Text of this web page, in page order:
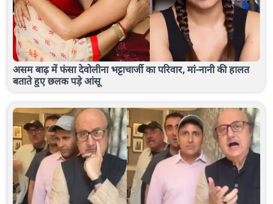
असम बाढ़ में फंसा देवोलीना भट्टाचार्जी का परिवार, मां-नानी की हालत
बताते हुए छलक पड़े आंसू